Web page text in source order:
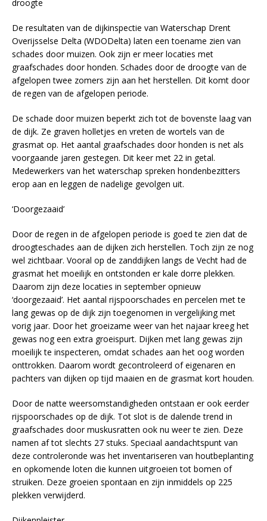
droogte
De resultaten van de dijkinspectie van Waterschap Drent
Overijsselse Delta (WDODelta) laten een toename zien van
schades door muizen. Ook zijn er meer locaties met
graafschades door honden. Schades door de droogte van de
afgelopen twee zomers zijn aan het herstellen. Dit komt door
de regen van de afgelopen periode.
De schade door muizen beperkt zich tot de bovenste laag van
de dijk. Ze graven holletjes en vreten de wortels van de
grasmat op. Het aantal graafschades door honden is net als
voorgaande jaren gestegen. Dit keer met 22 in getal.
Medewerkers van het waterschap spreken hondenbezitters
erop aan en leggen de nadelige gevolgen uit.
‘Doorgezaaid’
Door de regen in de afgelopen periode is goed te zien dat de
droogteschades aan de dijken zich herstellen. Toch zijn ze nog
wel zichtbaar. Vooral op de zanddijken langs de Vecht had de
grasmat het moeilijk en ontstonden er kale dorre plekken.
Daarom zijn deze locaties in september opnieuw
‘doorgezaaid’. Het aantal rijspoorschades en percelen met te
lang gewas op de dijk zijn toegenomen in vergelijking met
vorig jaar. Door het groeizame weer van het najaar kreeg het
gewas nog een extra groeispurt. Dijken met lang gewas zijn
moeilijk te inspecteren, omdat schades aan het oog worden
onttrokken. Daarom wordt gecontroleerd of eigenaren en
pachters van dijken op tijd maaien en de grasmat kort houden.
Door de natte weersomstandigheden ontstaan er ook eerder
rijspoorschades op de dijk. Tot slot is de dalende trend in
graafschades door muskusratten ook nu weer te zien. Deze
namen af tot slechts 27 stuks. Speciaal aandachtspunt van
deze controleronde was het inventariseren van houtbeplanting
en opkomende loten die kunnen uitgroeien tot bomen of
struiken. Deze groeien spontaan en zijn inmiddels op 225
plekken verwijderd.